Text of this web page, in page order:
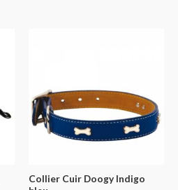
Collier Cuir Doogy Indigo